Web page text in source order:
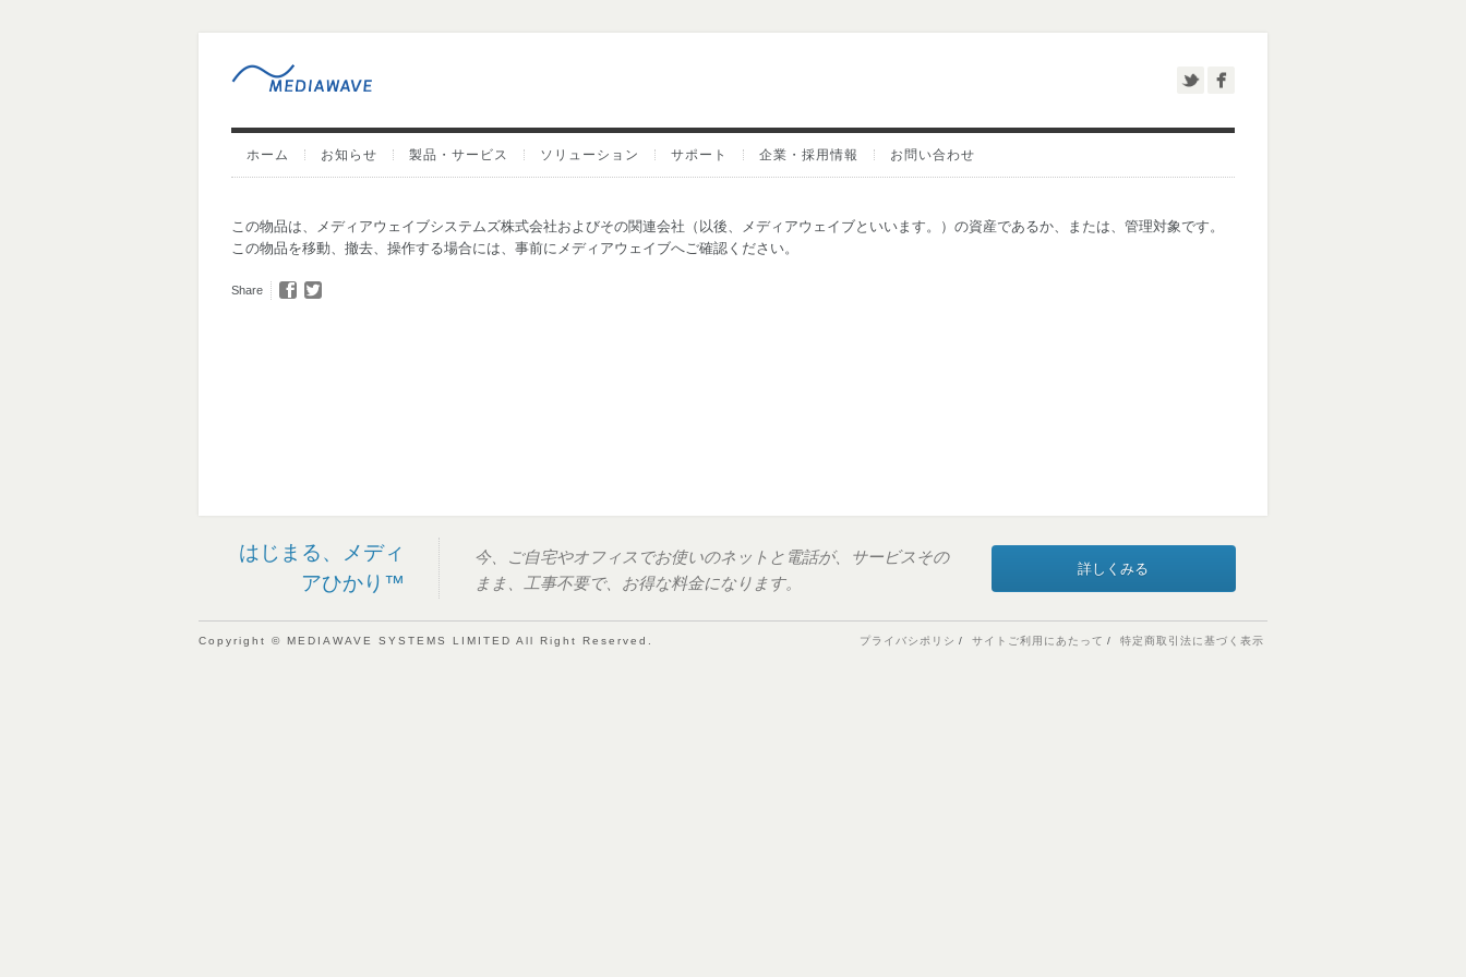
ホーム お知らせ 製品・サービス ソリューション サポート 企業・採用情報 お問い合わせ
この物品は、メディアウェイブシステムズ株式会社およびその関連会社（以後、メディアウェイブといいます。）の資産であるか、または、管理対象です。
この物品を移動、撤去、操作する場合には、事前にメディアウェイブへご確認ください。
Share
はじまる、メディ
アひかり™
今、ご自宅やオフィスでお使いのネットと電話が、サービスその
まま、工事不要で、お得な料金になります。
詳しくみる
Copyright © MEDIAWAVE SYSTEMS LIMITED All Right Reserved. プライバシポリシ サイトご利用にあたって 特定商取引法に基づく表示